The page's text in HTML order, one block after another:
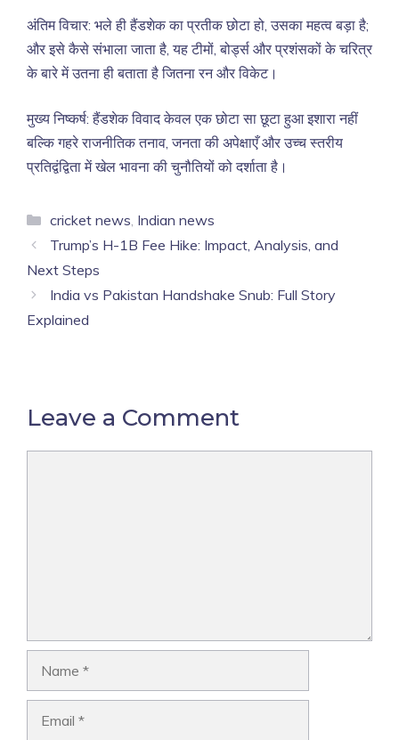
अंतिम विचार: भले ही हैंडशेक का प्रतीक छोटा हो, उसका महत्व बड़ा है;
और इसे कैसे संभाला जाता है, यह टीमों, बोर्ड्स और प्रशंसकों के चरित्र
के बारे में उतना ही बताता है जितना रन और विकेट।
मुख्य निष्कर्ष: हैंडशेक विवाद केवल एक छोटा सा छूटा हुआ इशारा नहीं
बल्कि गहरे राजनीतिक तनाव, जनता की अपेक्षाएँ और उच्च स्तरीय
प्रतिद्वंद्विता में खेल भावना की चुनौतियों को दर्शाता है।
Categories
cricket news, Indian news
Trump’s H-1B Fee Hike: Impact, Analysis, and
Next Steps
India vs Pakistan Handshake Snub: Full Story
Explained
Leave a Comment